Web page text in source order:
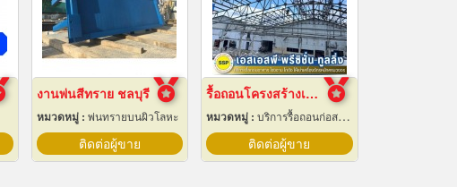
งานพ่นสีทราย ชลบุรี
หมวดหมู่ : พ่นทรายบนผิวโลหะ
ติดต่อผู้ขาย
รื้อถอนโครงสร้างเหล็ก สมุทรปราการ
หมวดหมู่ : บริการรื้อถอนก่อสร้าง
ติดต่อผู้ขาย